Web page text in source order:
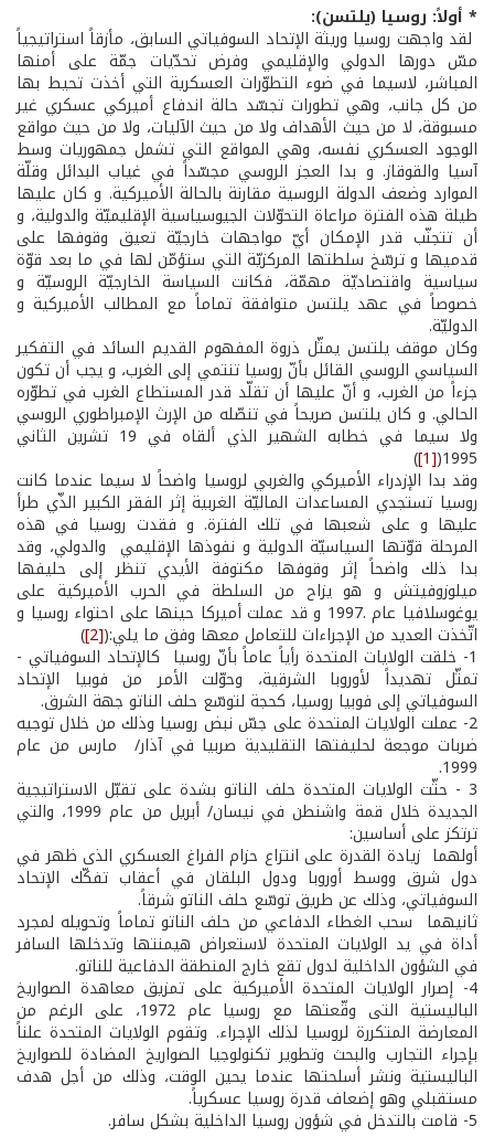
* أولاً: روسيا (يلتسن):
لقد واجهت روسيا وريثة الإتحاد السوفياتي السابق، مأزقاً استراتيجياً
مسّ دورها الدولي والإقليمي وفرض تحدّيات جمّة على أمنها
المباشر، لاسيما في ضوء التطوّرات العسكرية التي أخذت تحيط بها
من كل جانب، وهي تطورات تجسّد حالة اندفاع أميركي عسكري غير
مسبوقة، لا من حيث الأهداف ولا من حيث الآليات، ولا من حيث مواقع
الوجود العسكري نفسه، وهي المواقع التي تشمل جمهوريات وسط
آسيا والقوقاز. و بدا العجز الروسي مجسّداً في غياب البدائل وقلّة
الموارد وضعف الدولة الروسية مقارنة بالحالة الأميركية. و كان عليها
طيلة هذه الفترة مراعاة التحوّلات الجيوسياسية الإقليميّة والدولية، و
أن تتجنّب قدر الإمكان أيّ مواجهات خارجيّة تعيق وقوفها على
قدميها و ترسّخ سلطتها المركزيّة التي ستؤمّن لها في ما بعد قوّة
سياسية واقتصاديّة مهمّة، فكانت السياسة الخارجيّة الروسيّة و
خصوصاً في عهد يلتسن متوافقة تماماً مع المطالب الأميركية و
الدوليّة.
وكان موقف يلتسن يمثّل ذروة المفهوم القديم السائد في التفكير
السياسي الروسي القائل بأنّ روسيا تنتمي إلى الغرب، و يجب أن تكون
جزءاً من الغرب، و أنّ عليها أن تقلّد قدر المستطاع الغرب في تطوّره
الحالي. و كان يلتسن صريحاً في تنصّله من الإرث الإمبراطوري الروسي
ولا سيما في خطابه الشهير الذي ألقاه في 19 تشرين الثاني
1995(
[1]
)
وقد بدا الإزدراء الأميركي والغربي لروسيا واضحاً لا سيما عندما كانت
روسيا تستجدي المساعدات الماليّة الغربية إثر الفقر الكبير الذّي طرأ
عليها و على شعبها في تلك الفترة. و فقدت روسيا في هذه
المرحلة قوّتها السياسيّة الدولية و نفوذها الإقليمي والدولي، وقد
بدا ذلك واضحاً إثر وقوفها مكتوفة الأيدي تنظر إلى حليفها
ميلوزوفيتش و هو يزاح من السلطة في الحرب الأميركية على
يوغوسلافيا عام .1997 و قد عملت أميركا حينها على احتواء روسيا و
اتّخذت العديد من الإجراءات للتعامل معها وفق ما يلي:([2]
)
1­- خلقت الولايات المتحدة رأياً عاماً بأنّ روسيا ­ كالإتحاد السوفياتي ­
تمثّل تهديداً لأوروبا الشرقية، وحوّلت الأمر من فوبيا الإتحاد
السوفياتي إلى فوبيا روسيا، كحجة لتوسّع حلف الناتو جهة الشرق.
2­- عملت الولايات المتحدة على جسّ نبض روسيا وذلك من خلال توجيه
ضربات موجعة لحليفتها التقليدية صربيا في آذار/ مارس من عام
1999.
3­ - حثّت الولايات المتحدة حلف الناتو بشدة على تقبّل الاستراتيجية
الجديدة خلال قمة واشنطن في نيسان/ أبريل من عام 1999، والتي
ترتكز على أساسين:
أولهما ­ زيادة القدرة على انتزاع حزام الفراغ العسكري الذى ظهر في
دول شرق ووسط أوروبا ودول البلقان في أعقاب تفكّك الإتحاد
السوفياتي، وذلك عن طريق توسّع حلف الناتو شرقاً.
ثانيهما ­ سحب الغطاء الدفاعي من حلف الناتو تماماً وتحويله لمجرد
أداة في يد الولايات المتحدة لاستعراض هيمنتها وتدخلها السافر
في الشؤون الداخلية لدول تقع خارج المنطقة الدفاعية للناتو.
4­- إصرار الولايات المتحدة الأميركية على تمزيق معاهدة الصواريخ
الباليستية التى وقّعتها مع روسيا عام 1972، على الرغم من
المعارضة المتكررة لروسيا لذلك الإجراء. وتقوم الولايات المتحدة علناً
بإجراء التجارب والبحث وتطوير تكنولوجيا الصواريخ المضادة للصواريخ
الباليستية ونشر أسلحتها عندما يحين الوقت، وذلك من أجل هدف
مستقبلي وهو إضعاف قدرة روسيا عسكرياً.
5­- قامت بالتدخل في شؤون روسيا الداخلية بشكل سافر.